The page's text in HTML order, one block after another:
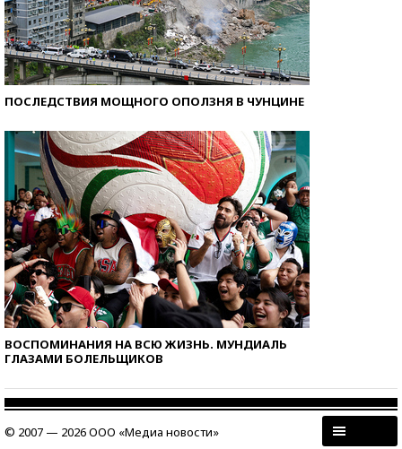
ПОСЛЕДСТВИЯ МОЩНОГО ОПОЛЗНЯ В ЧУНЦИНЕ
ВОСПОМИНАНИЯ НА ВСЮ ЖИЗНЬ. МУНДИАЛЬ
ГЛАЗАМИ БОЛЕЛЬЩИКОВ
© 2007 — 2026 ООО «Медиа новости»